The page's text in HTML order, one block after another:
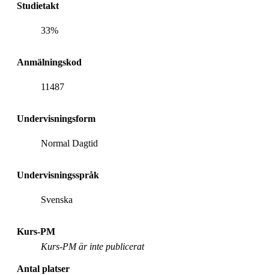
Studietakt
33%
Anmälningskod
11487
Undervisningsform
Normal Dagtid
Undervisningsspråk
Svenska
Kurs-PM
Kurs-PM är inte publicerat
Antal platser